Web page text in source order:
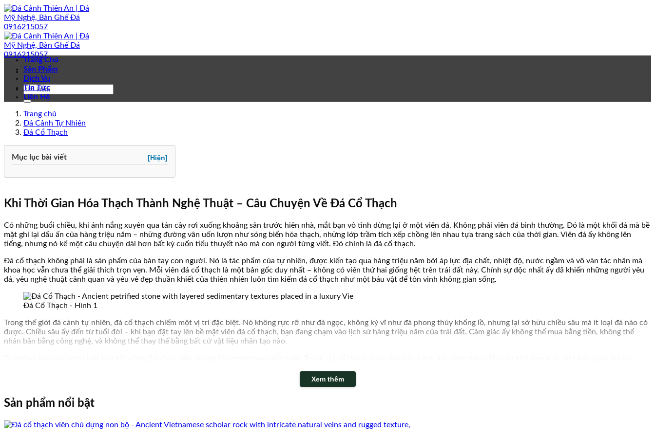
Bỏ
qua
nội
dung
Trang Chủ
Sản Phẩm
Dịch Vụ
Tin Tức
Liên Hệ
Trang chủ
Đá Cảnh Tự Nhiên
Đá Cổ Thạch
Mục lục bài viết [Hiện]
Khi Thời Gian Hóa Thạch Thành Nghệ Thuật – Câu Chuyện Về Đá Cổ Thạch
Có những buổi chiều, khi ánh nắng xuyên qua tán cây rơi xuống khoảng sân trước hiên nhà, mắt bạn vô tình dừng lại ở một viên đá. Không phải viên đá bình thường. Đó là một khối đá mà bề
mặt ghi lại dấu ấn của hàng triệu năm – những đường vân uốn lượn như sóng biển hóa thạch, những lớp trầm tích xếp chồng lên nhau tựa trang sách của thời gian. Viên đá ấy không lên
tiếng, nhưng nó kể một câu chuyện dài hơn bất kỳ cuốn tiểu thuyết nào mà con người từng viết. Đó chính là đá cổ thạch.
Đá cổ thạch không phải là sản phẩm của bàn tay con người. Nó là tác phẩm của tự nhiên, được kiến tạo qua hàng triệu năm bởi áp lực địa chất, nhiệt độ, nước ngầm và vô vàn tác nhân mà
khoa học vẫn chưa thể giải thích trọn vẹn. Mỗi viên đá cổ thạch là một bản gốc duy nhất – không có viên thứ hai giống hệt trên trái đất này. Chính sự độc nhất ấy đã khiến những người yêu
đá, yêu nghệ thuật cảnh quan và yêu vẻ đẹp thuần khiết của thiên nhiên luôn tìm kiếm đá cổ thạch như một báu vật để tôn vinh không gian sống.
Đá Cổ Thạch - Hình 1
Trong thế giới đá cảnh tự nhiên, đá cổ thạch chiếm một vị trí đặc biệt. Nó không rực rỡ như đá ngọc, không kỳ vĩ như đá phong thủy khổng lồ, nhưng lại sở hữu chiều sâu mà ít loại đá nào có
được. Chiều sâu ấy đến từ tuổi đời – khi bạn đặt tay lên bề mặt viên đá cổ thạch, bạn đang chạm vào lịch sử hàng triệu năm của trái đất. Cảm giác ấy không thể mua bằng tiền, không thể
nhân bản bằng công nghệ, và không thể thay thế bằng bất cứ vật liệu nhân tạo nào.
Đá Cổ Thạch - Hình 2
Bài viết này là lời mời bạn cùng bước vào hành trình khám phá đá cổ thạch – từ câu chuyện hình thành trong lòng đất, đến cách nhận biết, phân loại, và cách đặt viên đá cổ thạch đúng vị trí
trong không gian sống để nó tỏa sáng đúng với giá trị vốn có. Hành trình ấy sẽ đi qua những khu sân vườn thực tế, những góc tiểu cảnh đã hoàn thiện, và cả những kinh nghiệm quý giá từ
Xem thêm
Sản phẩm nổi bật